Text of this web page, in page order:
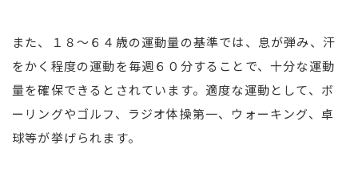
また、１８〜６４歳の運動量の基準では、息が弾み、汗
をかく程度の運動を毎週６０分することで、十分な運動
量を確保できるとされています。適度な運動として、ボ
ーリングやゴルフ、ラジオ体操第一、ウォーキング、卓
球等が挙げられます。